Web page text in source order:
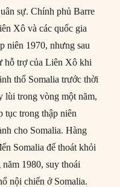
sự. Chính phủ Barre
Xô và các quốc gia
niên 1970, nhưng sau
hỗ trợ của Liên Xô khi
thổ Somalia trước thời
lùi trong vòng một năm,
tục trong thập niên
cho Somalia. Hàng
Somalia để thoát khỏi
1980, suy thoái
nội chiến ở Somalia.